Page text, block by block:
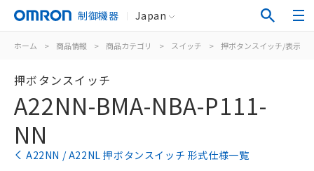
制御機器 Japan
ホーム > 商品情報 > 商品カテゴリ > スイッチ > 押ボタンスイッチ/表示灯
押ボタンスイッチ
A22NN-BMA-NBA-P111-
NN
A22NN / A22NL 押ボタンスイッチ 形式仕様一覧